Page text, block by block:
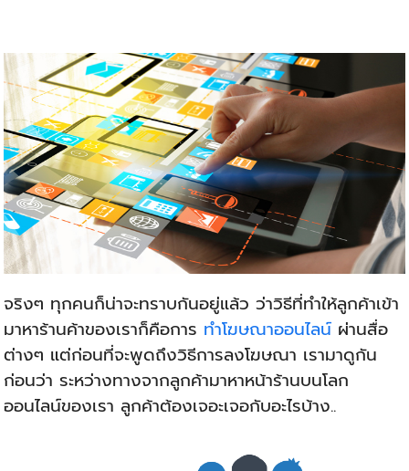
จริงๆ ทุกคนก็น่าจะทราบกันอยู่แล้ว ว่าวิธีที่ทำให้ลูกค้าเข้า
มาหาร้านค้าของเราก็คือการ ทำโฆษณาออนไลน์ ผ่านสื่อ
ต่างๆ แต่ก่อนที่จะพูดถึงวิธีการลงโฆษณา เรามาดูกัน
ก่อนว่า ระหว่างทางจากลูกค้ามาหาหน้าร้านบนโลก
ออนไลน์ของเรา ลูกค้าต้องเจอะเจอกับอะไรบ้าง..